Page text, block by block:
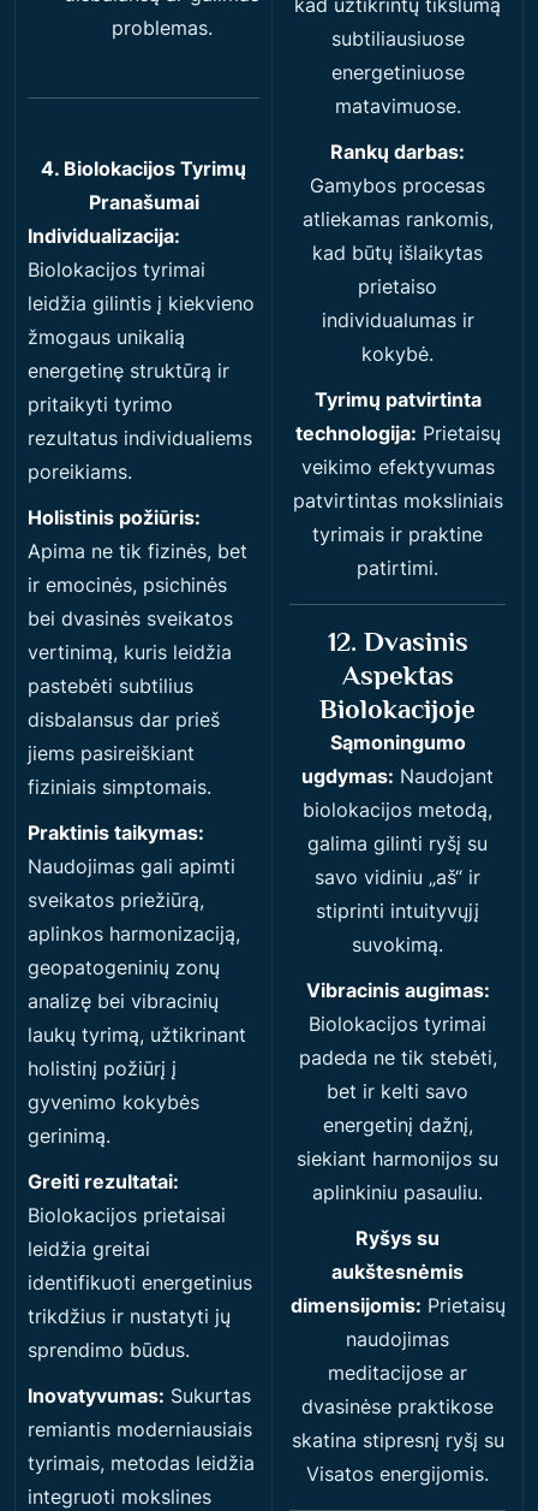
problemas.
4. Biolokacijos Tyrimų
Pranašumai
Individualizacija:
Biolokacijos tyrimai
leidžia gilintis į kiekvieno
žmogaus unikalią
energetinę struktūrą ir
pritaikyti tyrimo
rezultatus individualiems
poreikiams.
Holistinis požiūris:
Apima ne tik fizinės, bet
ir emocinės, psichinės
bei dvasinės sveikatos
vertinimą, kuris leidžia
pastebėti subtilius
disbalansus dar prieš
jiems pasireiškiant
fiziniais simptomais.
Praktinis taikymas:
Naudojimas gali apimti
sveikatos priežiūrą,
aplinkos harmonizaciją,
geopatogeninių zonų
analizę bei vibracinių
laukų tyrimą, užtikrinant
holistinį požiūrį į
gyvenimo kokybės
gerinimą.
Greiti rezultatai:
Biolokacijos prietaisai
leidžia greitai
identifikuoti energetinius
trikdžius ir nustatyti jų
sprendimo būdus.
Inovatyvumas: Sukurtas
remiantis moderniausiais
tyrimais, metodas leidžia
integruoti mokslines
kad užtikrintų tikslumą
subtiliausiuose
energetiniuose
matavimuose.
Rankų darbas:
Gamybos procesas
atliekamas rankomis,
kad būtų išlaikytas
prietaiso
individualumas ir
kokybė.
Tyrimų patvirtinta
technologija: Prietaisų
veikimo efektyvumas
patvirtintas moksliniais
tyrimais ir praktine
patirtimi.
12. Dvasinis
Aspektas
Biolokacijoje
Sąmoningumo
ugdymas: Naudojant
biolokacijos metodą,
galima gilinti ryšį su
savo vidiniu „aš“ ir
stiprinti intuityvųjį
suvokimą.
Vibracinis augimas:
Biolokacijos tyrimai
padeda ne tik stebėti,
bet ir kelti savo
energetinį dažnį,
siekiant harmonijos su
aplinkiniu pasauliu.
Ryšys su
aukštesnėmis
dimensijomis: Prietaisų
naudojimas
meditacijose ar
dvasinėse praktikose
skatina stipresnį ryšį su
Visatos energijomis.